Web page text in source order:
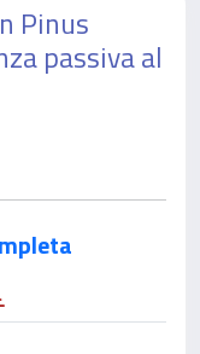
Pinus
passiva al